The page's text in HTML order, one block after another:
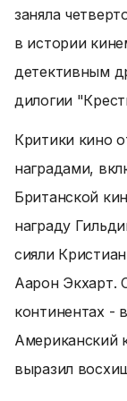
заняла
в истории
детективным
дилогии
Критики кино
наградами,
Британской
награду
сияли
Аарон Экхарт.
континентах -
Американский
выразил